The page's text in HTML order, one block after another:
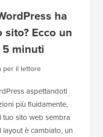
ha
Ecco un
minuti
per il lettore
aspettandoti
più fluidamente,
tuo sito web sembra
layout è cambiato, un